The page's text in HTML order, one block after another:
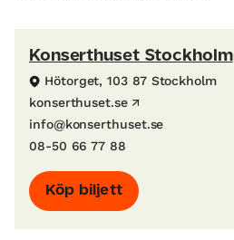
Konserthuset Stockholm
Hötorget, 103 87 Stockholm
konserthuset.se
info@konserthuset.se
08-50 66 77 88
Köp biljett